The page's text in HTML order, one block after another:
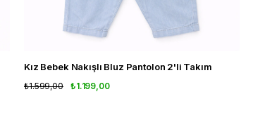
Kız Bebek Nakışlı Bluz Pantolon 2'li Takım
₺1.199,00
₺1.599,00